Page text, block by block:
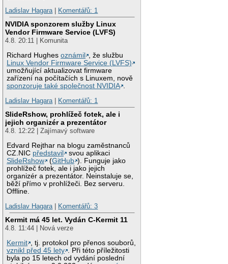
Ladislav Hagara| Komentářů: 1
NVIDIA sponzorem služby Linux
Vendor Firmware Service (LVFS)
4.8. 20:11 | Komunita
Richard Hughesoznámil
, že službu
Linux Vendor Firmware Service (LVFS)
umožňující aktualizovat firmware
zařízení na počítačích s Linuxem, nově
sponzoruje také společnost NVIDIA
Ladislav Hagara| Komentářů: 1
SlideRshow, prohlížeč fotek, ale i
jejich organizér a prezentátor
4.8. 12:22 | Zajímavý software
Edvard Rejthar na blogu zaměstnanců
CZ.NIC představil
svou aplikaci
SlideRshow
(GitHub ). Funguje jako
prohlížeč fotek, ale i jako jejich
organizér a prezentátor. Neinstaluje se,
běží přímo v prohlížeči. Bez serveru.
Offline.
Ladislav Hagara| Komentářů: 3
Kermit má 45 let. Vydán C-Kermit 11
4.8. 11:44 | Nová verze
Kermit
, tj. protokol pro přenos souborů,
vznikl před 45 lety
. Při této příležitosti
byla po 15 letech od vydání poslední